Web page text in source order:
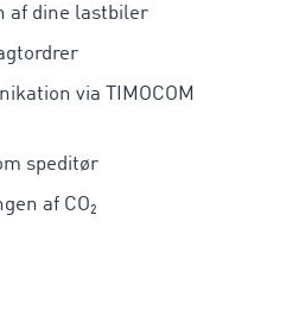
af dine lastbiler
via TIMOCOM
speditør
af CO₂